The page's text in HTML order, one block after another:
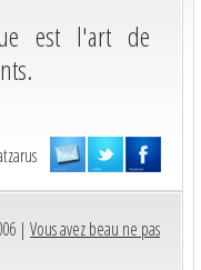
est l'art de
| Vous avez beau ne pas